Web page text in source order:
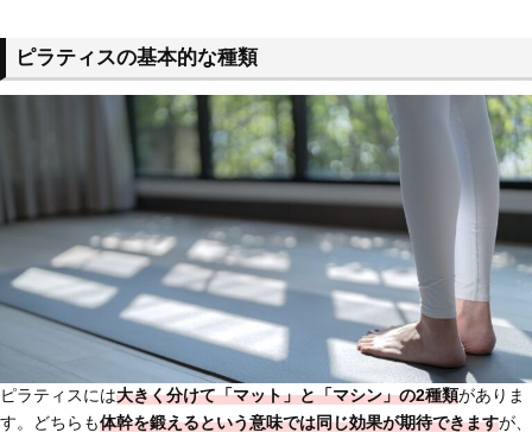
ピラティスの基本的な種類
ピラティスには大きく分けて「マット」と「マシン」の2種類がありま
す。どちらも体幹を鍛えるという意味では同じ効果が期待できますが、